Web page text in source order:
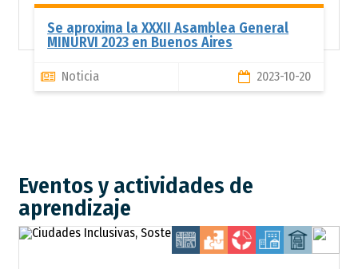
Se aproxima la XXXII Asamblea General
MINURVI 2023 en Buenos Aires
Noticia 2023-10-20
Eventos y actividades de
aprendizaje